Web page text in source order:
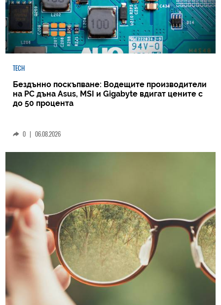
TECH
Бездънно поскъпване: Водещите производители
на РС дъна Asus, MSI и Gigabyte вдигат цените с
до 50 процента
0 06.08.2026